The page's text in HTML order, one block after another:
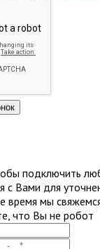
подключить
с Вами для
время мы
что Вы не робот